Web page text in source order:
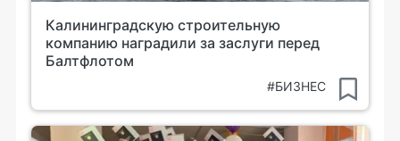
Калининградскую строительную
компанию наградили за заслуги перед
Балтфлотом
#БИЗНЕС